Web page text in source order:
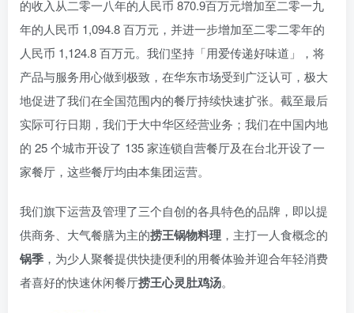
的收入从二零一八年的人民币 870.9百万元增加至二零一九
年的人民币 1,094.8 百万元，并进一步增加至二零二零年的
人民币 1,124.8 百万元。我们坚持「用爱传递好味道」，将
产品与服务用心做到极致，在华东市场受到广泛认可，极大
地促进了我们在全国范围内的餐厅持续快速扩张。截至最后
实际可行日期，我们于大中华区经营业务；我们在中国内地
的 25 个城市开设了 135 家连锁自营餐厅及在台北开设了一
家餐厅，这些餐厅均由本集团运营。
我们旗下运营及管理了三个自创的各具特色的品牌，即以提
供商务、大气餐膳为主的捞王锅物料理 ，主打一人食概念的
锅季 ，为少人聚餐提供快捷便利的用餐体验并迎合年轻消费
者喜好的快速休闲餐厅捞王心灵肚鸡汤。